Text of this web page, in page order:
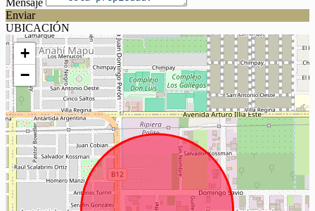
Mensaje
Enviar
UBICACIÓN
+
−